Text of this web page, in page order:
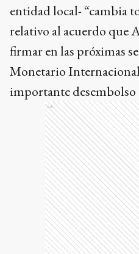
entidad local- “cambia
relativo al acuerdo que
firmar en las próximas
Monetario
importante desembolso
Ads